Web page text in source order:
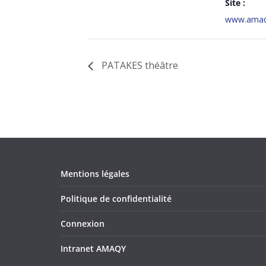
Site :
PATAKES théâtre
Mentions légales
Politique de confidentialité
Connexion
Intranet AMAQY